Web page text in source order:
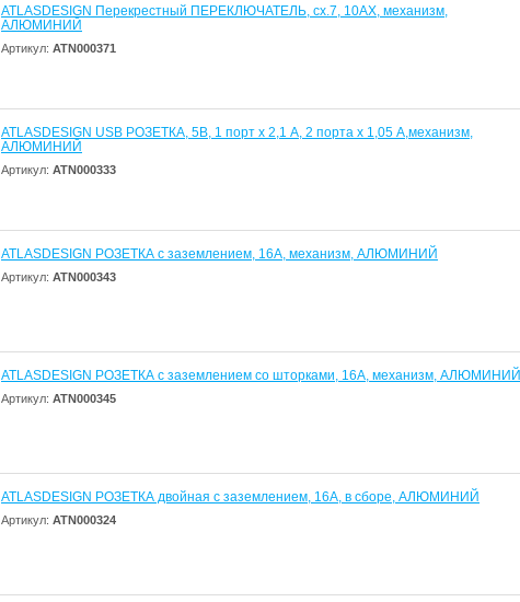
ATLASDESIGN Перекрестный ПЕРЕКЛЮЧАТЕЛЬ, сх.7, 10АХ, механизм,
АЛЮМИНИЙ
Артикул: ATN000371
ATLASDESIGN USB РОЗЕТКА, 5В, 1 порт x 2,1 А, 2 порта х 1,05 А,механизм,
АЛЮМИНИЙ
Артикул: ATN000333
ATLASDESIGN РОЗЕТКА с заземлением, 16А, механизм, АЛЮМИНИЙ
Артикул: ATN000343
ATLASDESIGN РОЗЕТКА с заземлением со шторками, 16А, механизм, АЛЮМИНИЙ
Артикул: ATN000345
ATLASDESIGN РОЗЕТКА двойная с заземлением, 16А, в сборе, АЛЮМИНИЙ
Артикул: ATN000324